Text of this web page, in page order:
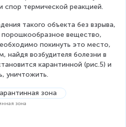
спор термической реакцией.
такого объекта без взрыва,
порошкообразное вещество,
покинуть это место,
найдя возбудителя болезни в
карантинной (рис.5) и
уничтожить.
зона